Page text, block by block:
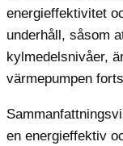
energieffektivitet
underhåll, såsom
kylmedelsnivåer,
värmepumpen
en energieffektiv